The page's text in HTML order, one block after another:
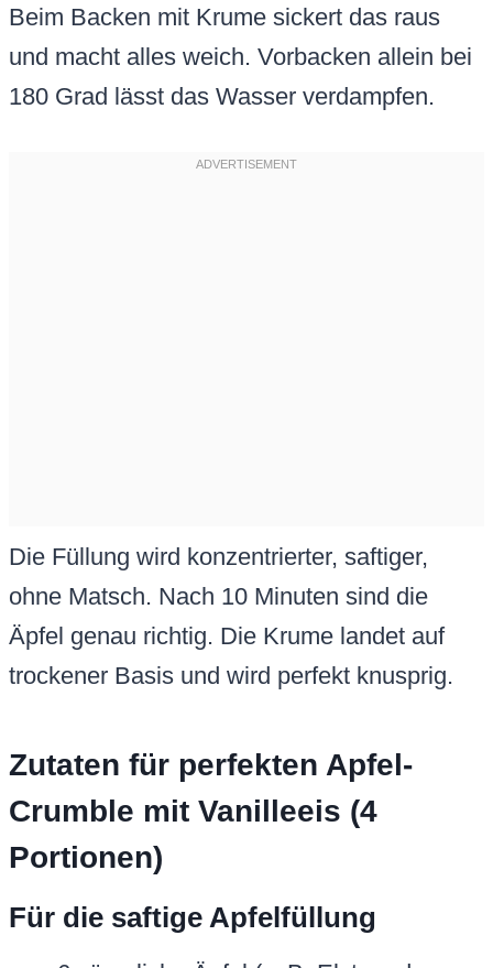
Beim Backen mit Krume sickert das raus
und macht alles weich. Vorbacken allein bei
180 Grad lässt das Wasser verdampfen.
Die Füllung wird konzentrierter, saftiger,
ohne Matsch. Nach 10 Minuten sind die
Äpfel genau richtig. Die Krume landet auf
trockener Basis und wird perfekt knusprig.
Zutaten für perfekten Apfel-
Crumble mit Vanilleeis (4
Portionen)
Für die saftige Apfelfüllung